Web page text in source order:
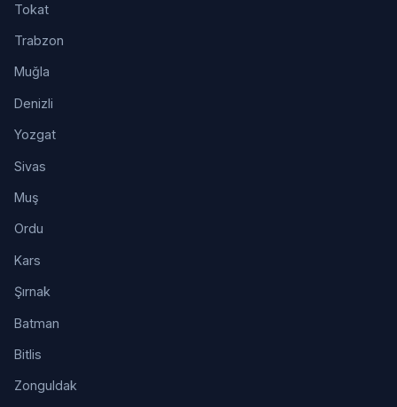
Tokat
Trabzon
Muğla
Denizli
Yozgat
Sivas
Muş
Ordu
Kars
Şırnak
Batman
Bitlis
Zonguldak